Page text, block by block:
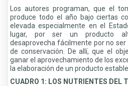
Los autores programan, que el
produce todo el año bajo ciertas
elevada especialmente en el
lugar, por ser un producto
desaprovecha fácilmente por no
de conservación. De allí, que el
ganar el aprovechamiento de los
la elaboración de un producto
CUADRO 1: LOS NUTRIENTES DEL